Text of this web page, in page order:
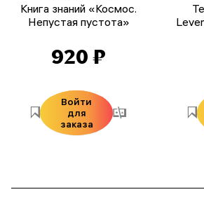
Книга знаний «Космос.
Непустая пустота»
920 ₽
Войти
для
заказа